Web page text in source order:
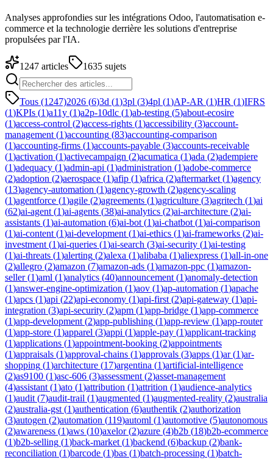
Analyses approfondies sur les intégrations Odoo, l'automatisation e-
commerce et la technologie derrière les solutions d'entreprise
propulsées par l'IA.
1247 articles 1635 sujets
Tous (1247)2026 (6)3d (1)3pl (3)4pl (1)AP-AR (1)HR (1)IFRS
(1)KPIs (1)a11y (1)a2p-10dlc (1)ab-testing (5)about-ecosire
(1)access-control (2)access-rights (1)accessibility (3)account-
management (1)accounting (83)accounting-comparison
(1)accounting-firms (1)accounts-payable (3)accounts-receivable
(1)activation (1)activecampaign (2)acumatica (1)ada (2)adempiere
(1)adequacy (1)admin-api (1)administration (1)adobe-commerce
(2)adoption (2)aerospace (1)afip (1)africa (2)aftermarket (1)agency
(13)agency-automation (1)agency-growth (2)agency-scaling
(1)agentforce (1)agile (2)agreements (1)agriculture (3)agritech (1)ai
(62)ai-agent (1)ai-agents (38)ai-analytics (2)ai-architecture (2)ai-
assistants (1)ai-automation (6)ai-bot (1)ai-chatbot (1)ai-comparison
(1)ai-content (1)ai-development (1)ai-ethics (1)ai-frameworks (2)ai-
investment (1)ai-queries (1)ai-search (3)ai-security (1)ai-testing
(1)ai-threats (1)alerting (2)alexa (1)alibaba (1)aliexpress (1)all-in-one
(2)allegro (2)amazon (7)amazon-ads (1)amazon-ppc (1)amazon-
seller(1)aml (1)analytics (40)announcement (1)anomaly-detection
(1)answer-engine-optimization (1)aov (1)ap-automation (1)apache
(1)apcs (1)api (22)api-economy (1)api-first (2)api-gateway (1)api-
integration (3)api-security (2)apm (1)app-bridge (1)app-commerce
(1)app-development (2)app-publishing (1)app-review (1)app-router
(1)app-store (1)apparel (3)appi (1)apple-pay (1)applicant-tracking
(1)applications (1)appointment-booking (2)appointments
(1)appraisals (1)approval-chains (1)approvals (3)apps (1)ar(1)ar-
shopping (1)architecture (17)argentina (1)artificial-intelligence
(2)as9100 (1)asc-606 (3)assessment (2)asset-management
(4)assistant (1)ato (1)attribution (1)attrition (1)audience-analytics
(1)audit (7)audit-trail (1)augmented (1)augmented-reality (2)australia
(2)australia-gst (1)authentication (6)authentik (2)authorization
(3)autogen (2)automation (119)automl (1)automotive (5)autonomous
(2)awareness (1)aws (10)axelor(2)azure (4)b2b (18)b2b-ecommerce
(1)b2b-selling (1)back-market (1)backend (6)backup (2)bank-
reconciliation (1)barcode (1)bas (1)batch-processing (1)batch-